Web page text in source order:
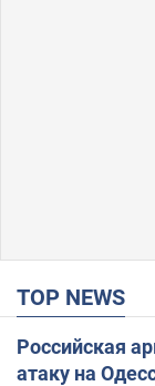
TOP NEWS
Российская
атаку на